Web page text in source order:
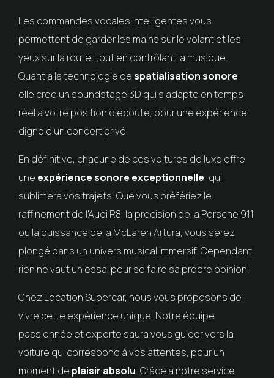
Les commandes vocales intelligentes vous
permettent de garder les mains sur le volant et les
yeux sur la route, tout en contrôlant la musique.
Quant à la technologie despatialisation sonore,
elle crée un soundstage 3D qui s'adapte en temps
réel à votre position d'écoute, pour une expérience
digne d'un concert privé.
En définitive, chacune de ces voitures de luxe offre
une expérience sonore exceptionnelle, qui
sublimera vos trajets. Que vous préfériez le
raffinement de l'Audi R8, la précision de la Porsche 911
ou la puissance de la McLaren Artura, vous serez
plongé dans un univers musical immersif. Cependant,
rien ne vaut un essai pour se faire sa propre opinion.
Chez Location Supercar, nous vous proposons de
vivre cette expérience unique. Notre équipe
passionnée et experte saura vous guider vers la
voiture qui correspond à vos attentes, pour un
moment de plaisir absolu. Grâce à notre service